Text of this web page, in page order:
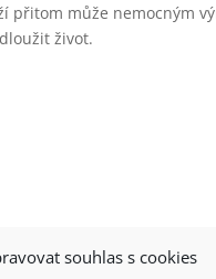
souhlas s cookies
přitom může nemocným
život.